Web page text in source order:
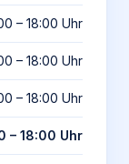
– 18:00 Uhr
– 18:00 Uhr
– 18:00 Uhr
– 18:00 Uhr